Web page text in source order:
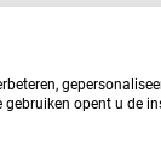
opent u de